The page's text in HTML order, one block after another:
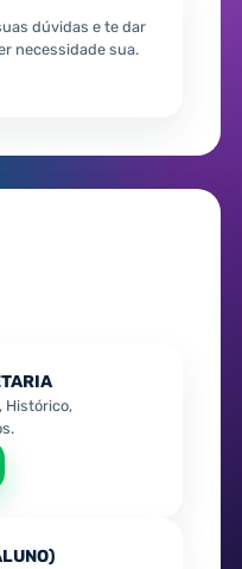
dúvidas e te dar
necessidade sua.
Histórico,